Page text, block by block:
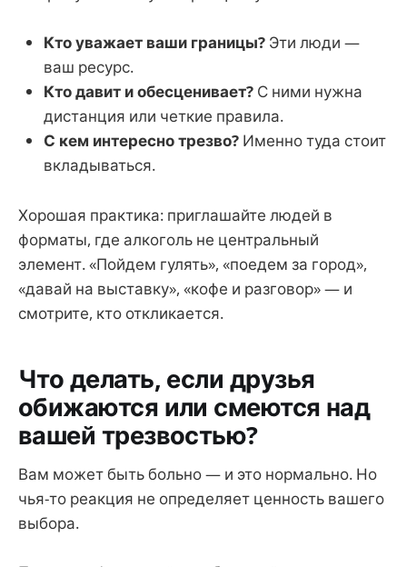
Кто уважает ваши границы? Эти люди —
ваш ресурс.
Кто давит и обесценивает? С ними нужна
дистанция или четкие правила.
С кем интересно трезво? Именно туда стоит
вкладываться.
Хорошая практика: приглашайте людей в
форматы, где алкоголь не центральный
элемент. «Пойдем гулять», «поедем за город»,
«давай на выставку», «кофе и разговор» — и
смотрите, кто откликается.
Что делать, если друзья
обижаются или смеются над
вашей трезвостью?
Вам может быть больно — и это нормально. Но
чья-то реакция не определяет ценность вашего
выбора.